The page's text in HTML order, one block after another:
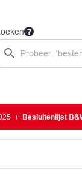
Besluitenlijst